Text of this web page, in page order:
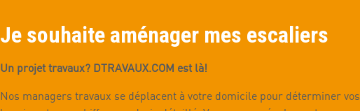
Je souhaite aménager mes escaliers
Un projet travaux? DTRAVAUX.COM est là!
Nos managers travaux se déplacent à votre domicile pour déterminer vos